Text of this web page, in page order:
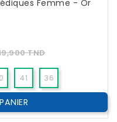
Femme - Or
TNDPrix
41 36